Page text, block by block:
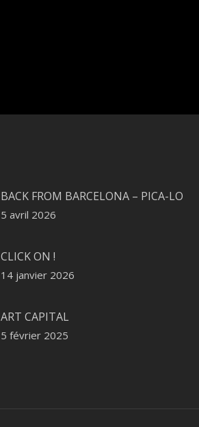
BACK FROM BARCELONA – PICA-LO
5 avril 2026
CLICK ON !
14 janvier 2026
ART CAPITAL
5 février 2025